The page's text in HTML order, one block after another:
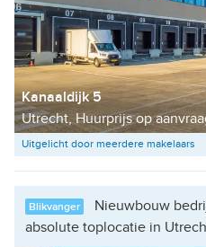
Kanaaldijk 5
Utrecht, Huurprijs op
Uitgelicht door meerdere makelaars
Blikvanger
Nieuwbouw
absolute toplocatie in